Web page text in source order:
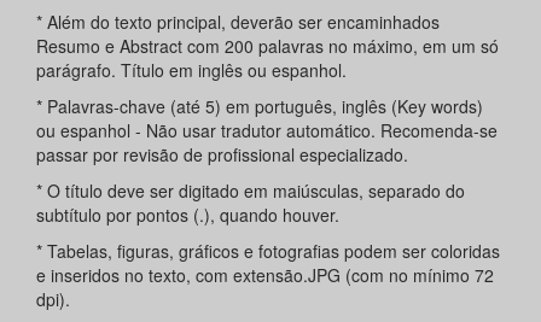
* Além do texto principal, deverão ser encaminhados
Resumo e Abstract com 200 palavras no máximo, em um só
parágrafo. Título em inglês ou espanhol.
* Palavras-chave (até 5) em português, inglês (Key words)
ou espanhol - Não usar tradutor automático. Recomenda-se
passar por revisão de profissional especializado.
* O título deve ser digitado em maiúsculas, separado do
subtítulo por pontos (.), quando houver.
* Tabelas, figuras, gráficos e fotografias podem ser coloridas
e inseridos no texto, com extensão.JPG (com no mínimo 72
dpi).